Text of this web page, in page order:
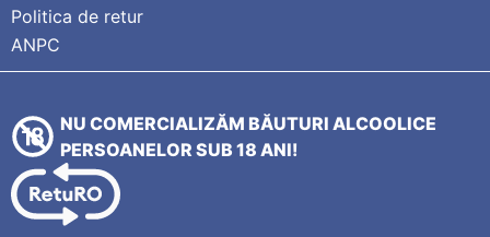
Politica de retur
ANPC
NU COMERCIALIZĂM BĂUTURI ALCOOLICE
PERSOANELOR SUB 18 ANI!